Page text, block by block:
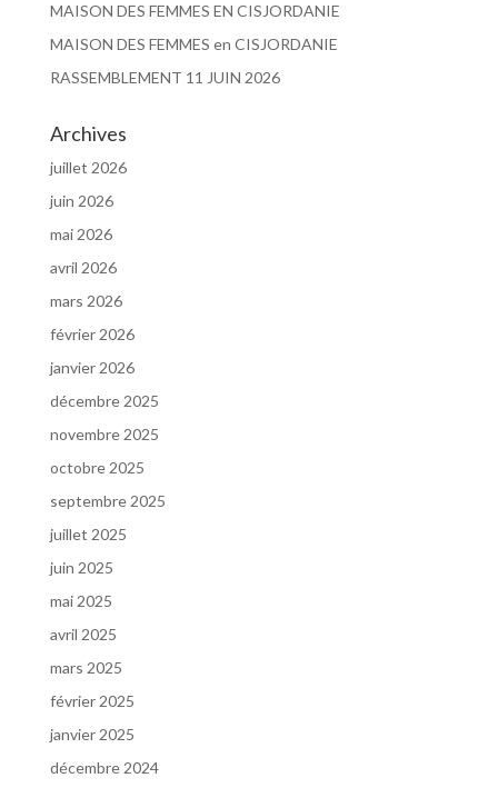
MAISON DES FEMMES EN CISJORDANIE
MAISON DES FEMMES en CISJORDANIE
RASSEMBLEMENT 11 JUIN 2026
Archives
juillet 2026
juin 2026
mai 2026
avril 2026
mars 2026
février 2026
janvier 2026
décembre 2025
novembre 2025
octobre 2025
septembre 2025
juillet 2025
juin 2025
mai 2025
avril 2025
mars 2025
février 2025
janvier 2025
décembre 2024